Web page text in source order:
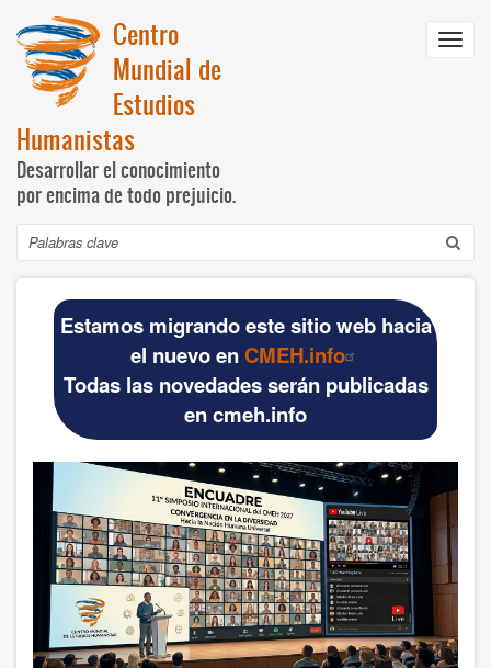
contenido
principal
Centro
Mundial de
Estudios
Humanistas
Desarrollar el conocimiento
por encima de todo prejuicio.
Buscar
principal
INICIO
DOCUMENTOS BÁSICOS
CMEH
Publicaciones CMEH
TEMAS
Antropología
Ciencias naturales
Estamos migrando este sitio web hacia
el nuevo en CMEH.info
Todas las novedades serán publicadas
en cmeh.info